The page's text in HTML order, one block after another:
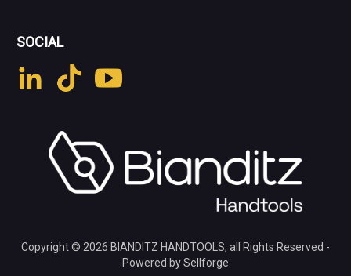
SOCIAL
Copyright © 2026 BIANDITZ HANDTOOLS, all Rights Reserved -
Powered by Sellforge